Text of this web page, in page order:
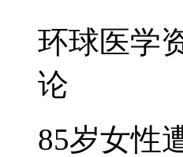
环球医学
论
85岁女性